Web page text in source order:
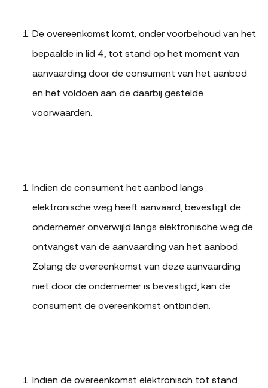
De overeenkomst komt, onder voorbehoud van het
bepaalde in lid 4, tot stand op het moment van
aanvaarding door de consument van het aanbod
en het voldoen aan de daarbij gestelde
voorwaarden.
Indien de consument het aanbod langs
elektronische weg heeft aanvaard, bevestigt de
ondernemer onverwijld langs elektronische weg de
ontvangst van de aanvaarding van het aanbod.
Zolang de overeenkomst van deze aanvaarding
niet door de ondernemer is bevestigd, kan de
consument de overeenkomst ontbinden.
Indien de overeenkomst elektronisch tot stand